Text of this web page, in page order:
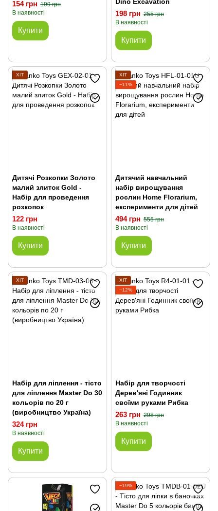
154 грн 199 грн
В наявності
Купити
198 грн 255 грн
В наявності
Купити
ХІТ
Дитячі Розкопки Золото
малий злиток Gold -
Набір для проведення
розкопок
122 грн
В наявності
Купити
ХІТ
−11%
Дитячий навчальний
набір вирощування
рослин Home Florarium,
експерименти для дітей
494 грн 555 грн
В наявності
Купити
ХІТ
Набір для ліплення - тісто
для ліплення Master Do 30
кольорів по 20 г
(виробництво Україна)
324 грн
В наявності
Купити
ХІТ
−12%
Набір для творчості
Дерев'яні Годинник
своїми руками Рибка
263 грн 298 грн
В наявності
Купити
−19%